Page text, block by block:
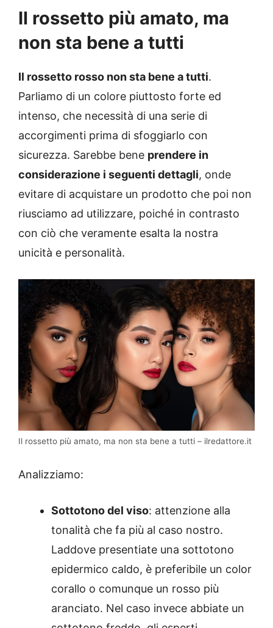
Il rossetto più amato, ma
non sta bene a tutti
Il rossetto rosso non sta bene a tutti.
Parliamo di un colore piuttosto forte ed
intenso, che necessità di una serie di
accorgimenti prima di sfoggiarlo con
sicurezza. Sarebbe bene prendere in
considerazione i seguenti dettagli, onde
evitare di acquistare un prodotto che poi non
riusciamo ad utilizzare, poiché in contrasto
con ciò che veramente esalta la nostra
unicità e personalità.
Il rossetto più amato, ma non sta bene a tutti – ilredattore.it
Analizziamo:
Sottotono del viso: attenzione alla
tonalità che fa più al caso nostro.
Laddove presentiate una sottotono
epidermico caldo, è preferibile un color
corallo o comunque un rosso più
aranciato. Nel caso invece abbiate un